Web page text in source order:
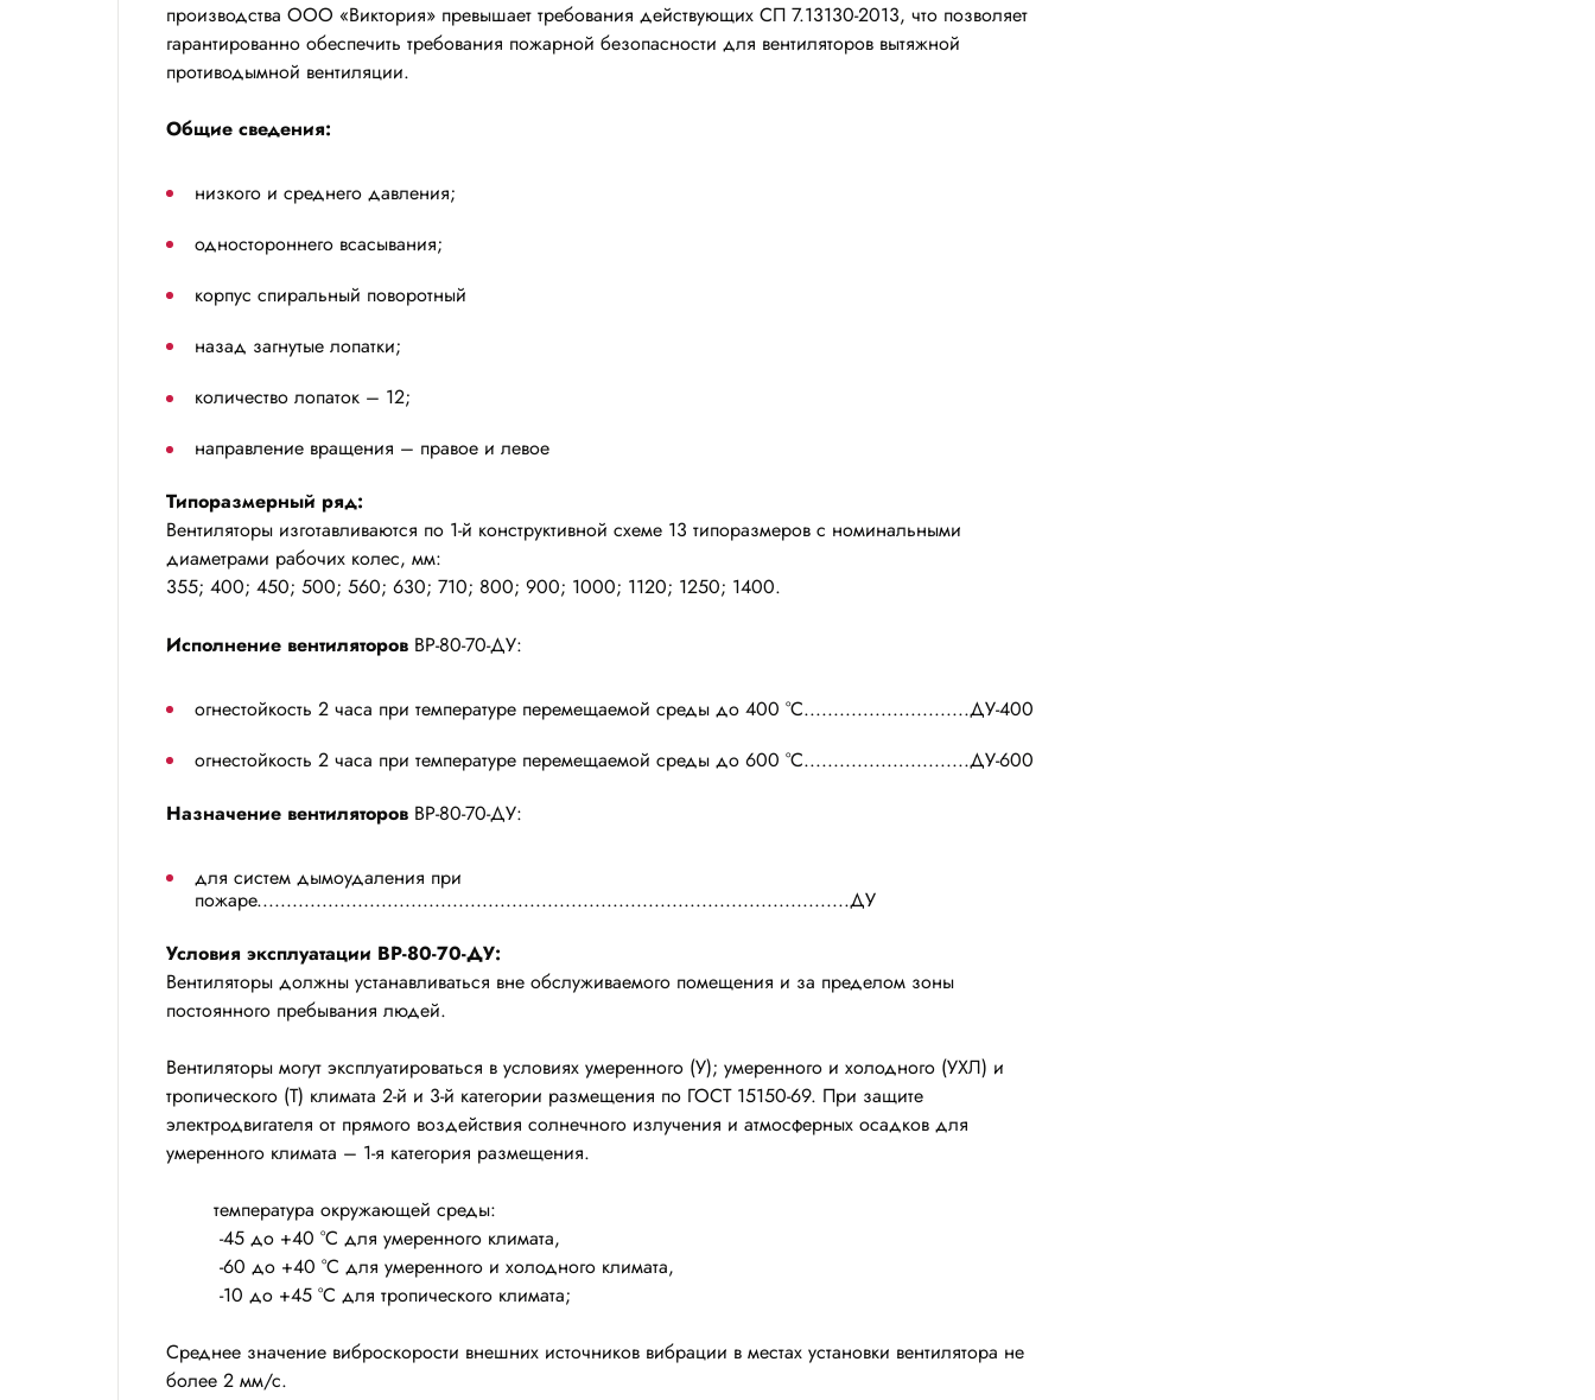
производства ООО «Виктория» превышает требования действующих СП 7.13130-2013, что позволяет
гарантированно обеспечить требования пожарной безопасности для вентиляторов вытяжной
противодымной вентиляции.
Общие сведения:
низкого и среднего давления;
одностороннего всасывания;
корпус спиральный поворотный
назад загнутые лопатки;
количество лопаток – 12;
направление вращения – правое и левое
Типоразмерный ряд:
Вентиляторы изготавливаются по 1-й конструктивной схеме 13 типоразмеров с номинальными
диаметрами рабочих колес, мм:
355; 400; 450; 500; 560; 630; 710; 800; 900; 1000; 1120; 1250; 1400.
Исполнение вентиляторов ВР-80-70-ДУ:
огнестойкость 2 часа при температуре перемещаемой среды до 400 °С............................ДУ-400
огнестойкость 2 часа при температуре перемещаемой среды до 600 °С............................ДУ-600
Назначение вентиляторов ВР-80-70-ДУ:
для систем дымоудаления при
пожаре....................................................................................................ДУ
Условия эксплуатации ВР-80-70-ДУ:
Вентиляторы должны устанавливаться вне обслуживаемого помещения и за пределом зоны
постоянного пребывания людей.
Вентиляторы могут эксплуатироваться в условиях умеренного (У); умеренного и холодного (УХЛ) и
тропического (Т) климата 2-й и 3-й категории размещения по ГОСТ 15150-69. При защите
электродвигателя от прямого воздействия солнечного излучения и атмосферных осадков для
умеренного климата – 1-я категория размещения.
температура окружающей среды:
-45 до +40 °С для умеренного климата,
-60 до +40 °С для умеренного и холодного климата,
-10 до +45 °С для тропического климата;
Среднее значение виброскорости внешних источников вибрации в местах установки вентилятора не
более 2 мм/с.